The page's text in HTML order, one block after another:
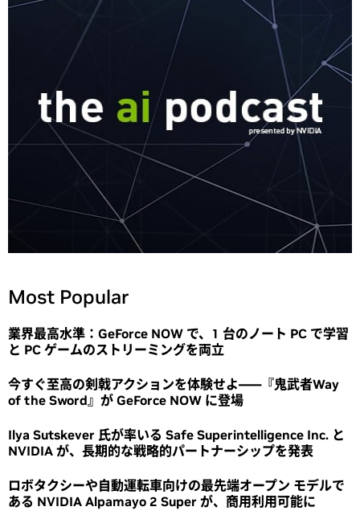
Most Popular
業界最高水準：GeForce NOW で、1 台のノート PC で学習
と PC ゲームのストリーミングを両立
今すぐ至高の剣戟アクションを体験せよ――『鬼武者Way
of the Sword』が GeForce NOW に登場
Ilya Sutskever 氏が率いる Safe Superintelligence Inc. と
NVIDIA が、長期的な戦略的パートナーシップを発表
ロボタクシーや自動運転車向けの最先端オープン モデルで
ある NVIDIA Alpamayo 2 Super が、商用利用可能に